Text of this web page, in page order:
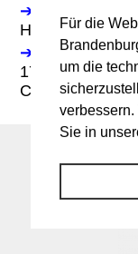
➔
Hakan Baykal,
➔
Programm:
17 Uhr:
Casanova und
Für die
um die
Sie in